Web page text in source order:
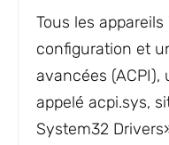
Tous les
configuration et
avancées
appelé acpi.sys,
System32